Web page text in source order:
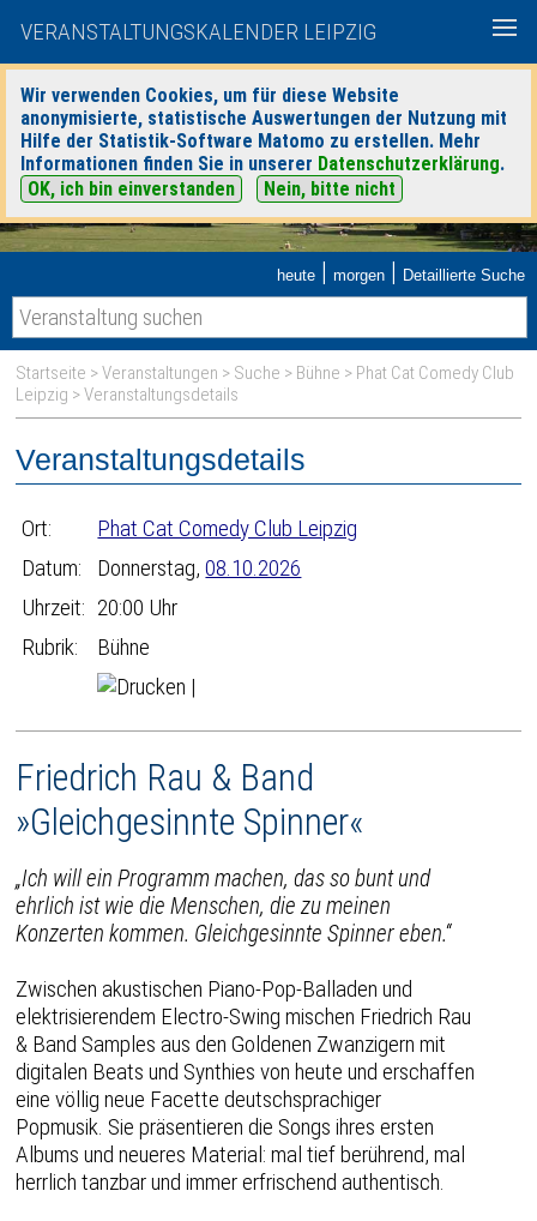
VERANSTALTUNGSKALENDER LEIPZIG
Wir verwenden Cookies, um für diese Website
anonymisierte, statistische Auswertungen der Nutzung mit
Hilfe der Statistik-Software Matomo zu erstellen. Mehr
Informationen finden Sie in unserer Datenschutzerklärung.
OK, ich bin einverstanden
Nein, bitte nicht
heute | morgen | Detaillierte Suche
Startseite >Veranstaltungen > Suche > Bühne > Phat Cat Comedy Club
Leipzig > Veranstaltungsdetails
Veranstaltungsdetails
Ort:
Phat Cat Comedy Club Leipzig
Datum:
Donnerstag,08.10.2026
Uhrzeit: 20:00 Uhr
Rubrik:
Bühne
|
Friedrich Rau & Band
»Gleichgesinnte Spinner«
„Ich will ein Programm machen, das so bunt und
ehrlich ist wie die Menschen, die zu meinen
Konzerten kommen. Gleichgesinnte Spinner eben.“
Zwischen akustischen Piano-Pop-Balladen und
elektrisierendem Electro-Swing mischen Friedrich Rau
& Band Samples aus den Goldenen Zwanzigern mit
digitalen Beats und Synthies von heute und erschaffen
eine völlig neue Facette deutschsprachiger
Popmusik. Sie präsentieren die Songs ihres ersten
Albums und neueres Material: mal tief berührend, mal
herrlich tanzbar und immer erfrischend authentisch.